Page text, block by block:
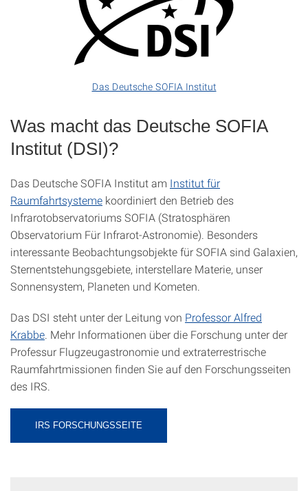
Das Deutsche SOFIA Institut
Was macht das Deutsche SOFIA
Institut (DSI)?
Das Deutsche SOFIA Institut am Institut für
Raumfahrtsysteme koordiniert den Betrieb des
Infrarotobservatoriums SOFIA (Stratosphären
Observatorium Für Infrarot-Astronomie). Besonders
interessante Beobachtungsobjekte für SOFIA sind Galaxien,
Sternentstehungsgebiete, interstellare Materie, unser
Sonnensystem, Planeten und Kometen.
Das DSI steht unter der Leitung von Professor Alfred
Krabbe . Mehr Informationen über die Forschung unter der
Professur Flugzeugastronomie und extraterrestrische
Raumfahrtmissionen finden Sie auf den Forschungsseiten
des IRS.
IRS FORSCHUNGSSEITE